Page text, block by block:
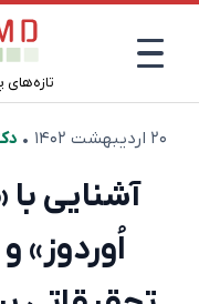
تازه‌های
۲۰ اردیبهشت ۱۴۰۲ •
آشنایی با